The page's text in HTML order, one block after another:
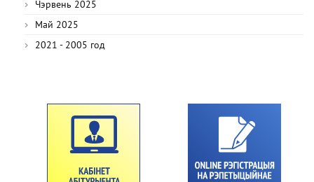
Чэрвень 2025
Май 2025
2021 - 2005 год